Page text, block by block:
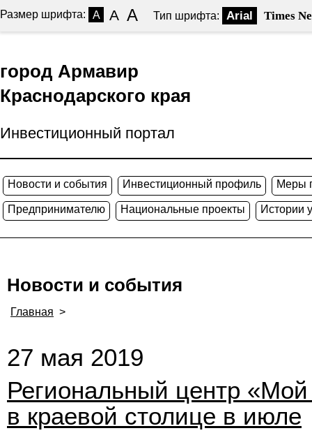
Размер шрифта: A A A Тип шрифта: Arial Times
город Армавир
Краснодарского края
Инвестиционный портал
Новости и события Инвестиционный профиль Меры
Предпринимателю Национальные проекты Истории
Новости и события
Главная >
27 мая 2019
Региональный центр «Мой
в краевой столице в июле